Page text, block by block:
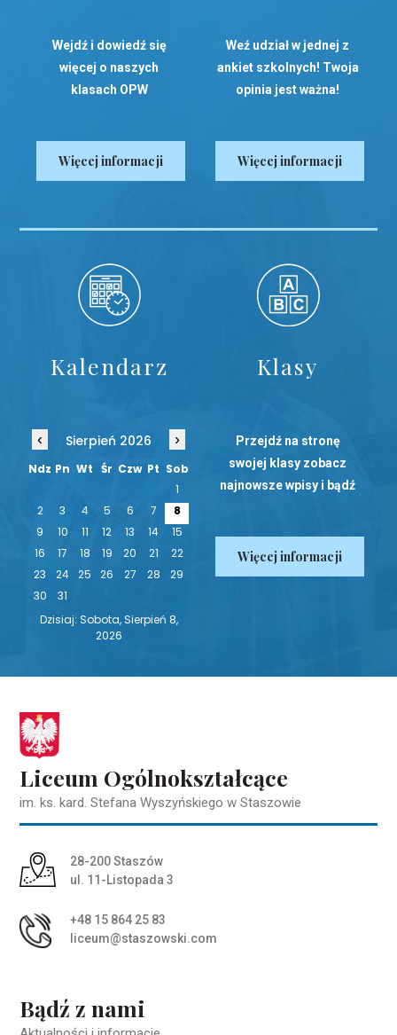
Wejdź i dowiedź się
więcej o naszych
klasach OPW
Więcej informacji
Weź udział w jednej z
ankiet szkolnych! Twoja
opinia jest ważna!
Więcej informacji
Kalendarz
‹ Sierpień 2026 ›
Ndz Pn Wt Śr Czw Pt Sob
1
2
3 4 5 6 7
8
9
10 11 12 13 14
15
16
17 18 19 20 21
22
23
24 25 26 27 28
29
30
31
Dzisiaj: Sobota, Sierpień 8,
2026
Klasy
Przejdź na stronę
swojej klasy zobacz
najnowsze wpisy i bądź
Więcej informacji
Liceum Ogólnokształcące
im. ks. kard. Stefana Wyszyńskiego w Staszowie
Adres pocztowy:
28-200 Staszów
ul. 11-Listopada 3
+48 15 864 25 83
liceum@staszowski.com
Bądź z nami